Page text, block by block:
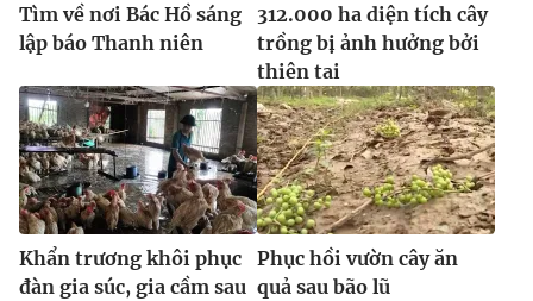
® Cấm sao chép dưới mọi hình thức nếu không có sự chấp
thuận bằng văn bản. Ghi rõ nguồn VTV.vn khi phát hành lại
thông tin từ website này.
Tìm về nơi Bác Hồ sáng
lập báo Thanh niên
312.000 ha diện tích cây
trồng bị ảnh hưởng bởi
thiên tai
Khẩn trương khôi phục
đàn gia súc, gia cầm sau
Phục hồi vườn cây ăn
quả sau bão lũ